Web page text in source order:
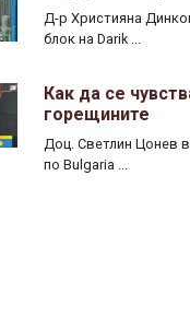
Д-р Християна
блок на Darik ...
Как да се
горещините
Доц. Светлин Цонев
по Bulgaria ...